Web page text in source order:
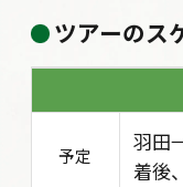
ツアーのス
予定
羽田
着後